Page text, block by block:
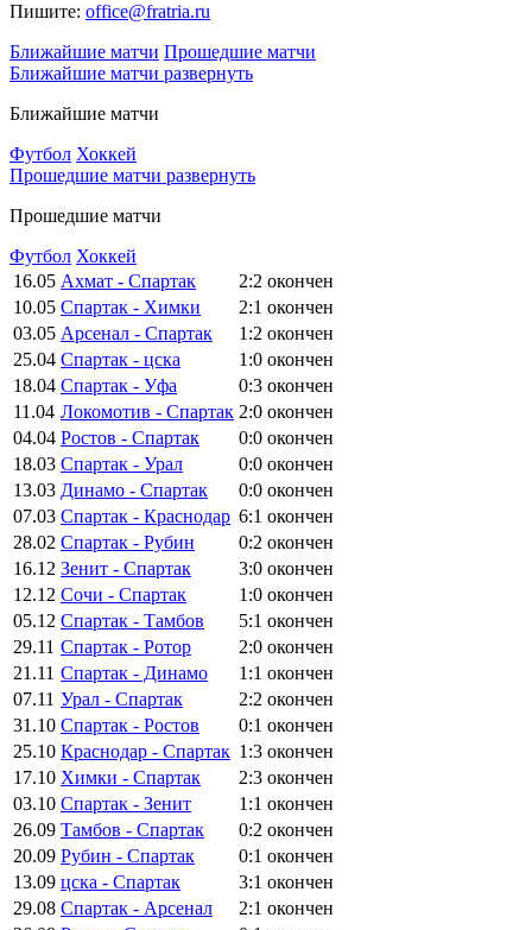
Пишите: office@fratria.ru
Ближайшие матчи Прошедшие матчи
Ближайшие матчи развернуть
Ближайшие матчи
Футбол Хоккей
Прошедшие матчи развернуть
Прошедшие матчи
Футбол Хоккей
16.05 Ахмат - Спартак 2:2 окончен
10.05 Спартак - Химки 2:1 окончен
03.05 Арсенал - Спартак 1:2 окончен
25.04 Спартак - цска 1:0 окончен
18.04 Спартак - Уфа 0:3 окончен
11.04 Локомотив - Спартак 2:0 окончен
04.04 Ростов - Спартак 0:0 окончен
18.03 Спартак - Урал 0:0 окончен
13.03 Динамо - Спартак 0:0 окончен
07.03 Спартак - Краснодар 6:1 окончен
28.02 Спартак - Рубин 0:2 окончен
16.12 Зенит - Спартак 3:0 окончен
12.12 Сочи - Спартак 1:0 окончен
05.12 Спартак - Тамбов 5:1 окончен
29.11 Спартак - Ротор 2:0 окончен
21.11 Спартак - Динамо 1:1 окончен
07.11 Урал - Спартак 2:2 окончен
31.10 Спартак - Ростов 0:1 окончен
25.10 Краснодар - Спартак 1:3 окончен
17.10 Химки - Спартак 2:3 окончен
03.10 Спартак - Зенит 1:1 окончен
26.09 Тамбов - Спартак 0:2 окончен
20.09 Рубин - Спартак 0:1 окончен
13.09 цска - Спартак 3:1 окончен
29.08 Спартак - Арсенал 2:1 окончен